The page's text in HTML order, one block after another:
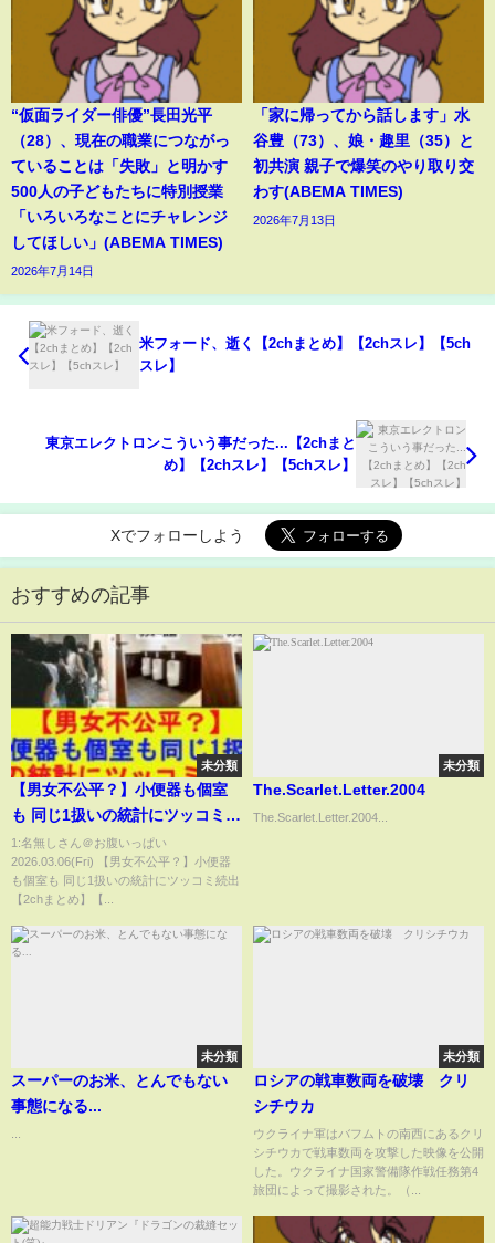
“仮面ライダー俳優”長田光平
（28）、現在の職業につながっ
ていることは「失敗」と明かす
500人の子どもたちに特別授業
「いろいろなことにチャレンジ
してほしい」(ABEMA TIMES)
2026年7月14日
「家に帰ってから話します」水
谷豊（73）、娘・趣里（35）と
初共演 親子で爆笑のやり取り交
わす(ABEMA TIMES)
2026年7月13日
米フォード、逝く【2chまとめ】【2chスレ】【5ch
スレ】
東京エレクトロンこういう事だった...【2chまと
め】【2chスレ】【5chスレ】
Xでフォローしよう
おすすめの記事
未分類
【男女不公平？】小便器も個室
も 同じ1扱いの統計にツッコミ続
出【2chまとめ】【2chスレ】
【5chスレ】【ゆっくり】
1:名無しさん＠お腹いっぱい
2026.03.06(Fri) 【男女不公平？】小便器
も個室も 同じ1扱いの統計にツッコミ続出
【2chまとめ】【...
未分類
The.Scarlet.Letter.2004
The.Scarlet.Letter.2004...
未分類
スーパーのお米、とんでもない
事態になる...
未分類
ロシアの戦車数両を破壊 クリ
シチウカ
ウクライナ軍はバフムトの南西にあるクリ
シチウカで戦車数両を攻撃した映像を公開
した。ウクライナ国家警備隊作戦任務第4
旅団によって撮影された。（...